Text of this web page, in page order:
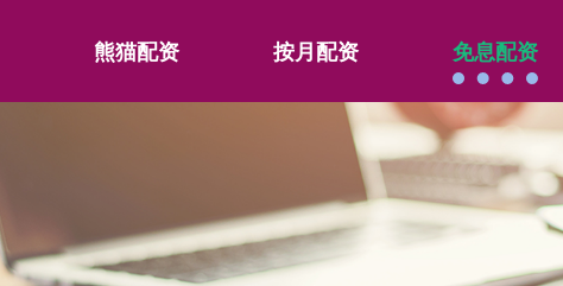
熊猫配资 按月配资 免息配资